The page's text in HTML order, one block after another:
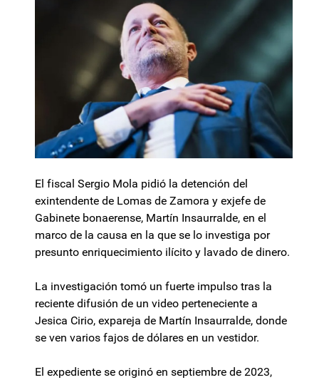
El fiscal Sergio Mola pidió la detención del
exintendente de Lomas de Zamora y exjefe de
Gabinete bonaerense, Martín Insaurralde, en el
marco de la causa en la que se lo investiga por
presunto enriquecimiento ilícito y lavado de dinero.
La investigación tomó un fuerte impulso tras la
reciente difusión de un video perteneciente a
Jesica Cirio, expareja de Martín Insaurralde, donde
se ven varios fajos de dólares en un vestidor.
El expediente se originó en septiembre de 2023,